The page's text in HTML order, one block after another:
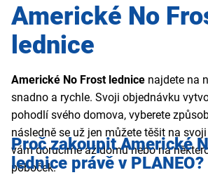
Americké No
lednice
Americké No Frost lednice najdete na
snadno a rychle. Svoji objednávku
pohodlí svého domova, vyberete
následně se už jen můžete těšit na
vám doručíme až domů nebo na
poboček.
Proč zakoupit Americké
lednice právě v PLANEO?